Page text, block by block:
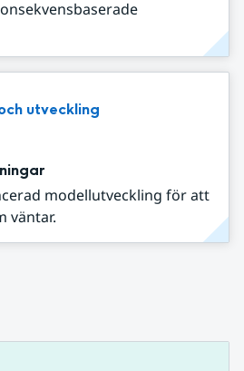
utveckling
modellutveckling för att
väntar.